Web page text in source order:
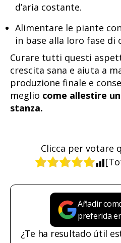
d’aria costante.
Alimentare le piante
in base alla loro fase di
Curare tutti questi
crescita sana e aiuta a
produzione finale e
meglio come allestire
stanza.
Clicca per votare
Añadir
preferida
¿Te ha resultado útil